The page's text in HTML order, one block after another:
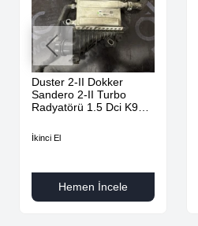
Duster 2-II Dokker
Sandero 2-II Turbo
Radyatörü 1.5 Dci K9K
144967867R-
İkinci El
Hemen İncele